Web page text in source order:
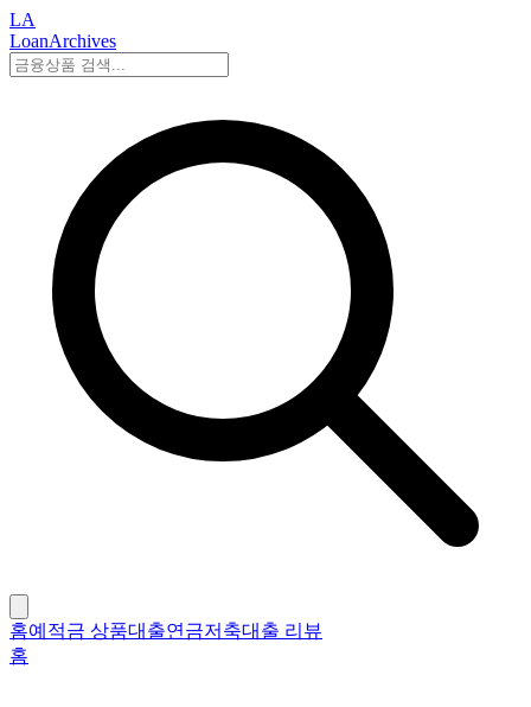
LA
LoanArchives
홈예적금 상품대출연금저축대출 리뷰
홈